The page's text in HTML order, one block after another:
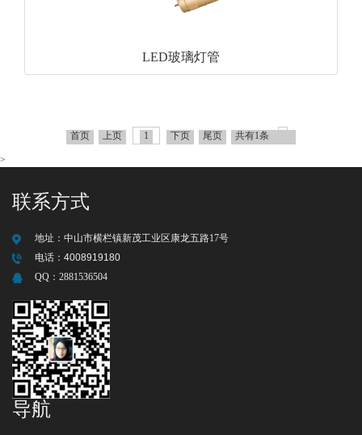
LED玻璃灯管
首页 上页 1 下页 尾页 共有1条
>
联系方式
地址： 中山市横栏镇新茂工业区康龙五路17号
电话： 4008919180
QQ： 2881536504
导航